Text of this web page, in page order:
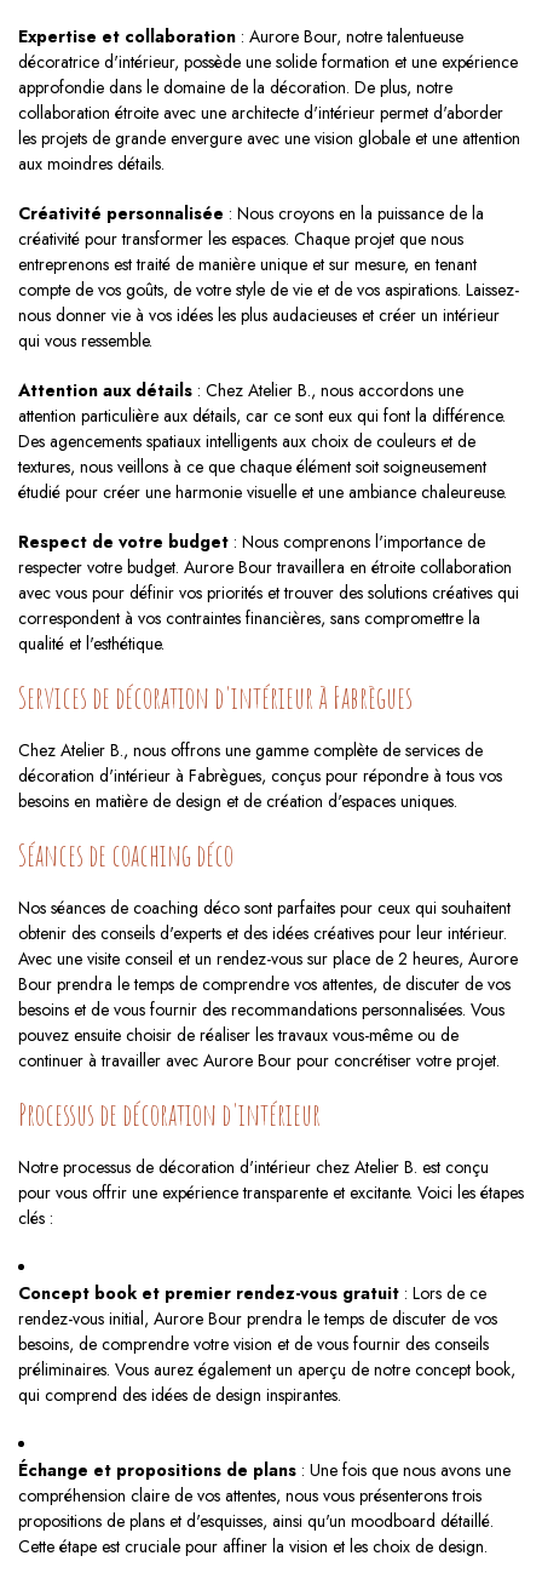
Expertise et collaboration : Aurore Bour, notre talentueuse
décoratrice d'intérieur, possède une solide formation et une expérience
approfondie dans le domaine de la décoration. De plus, notre
collaboration étroite avec une architecte d'intérieur permet d'aborder
les projets de grande envergure avec une vision globale et une attention
aux moindres détails.
Créativité personnalisée : Nous croyons en la puissance de la
créativité pour transformer les espaces. Chaque projet que nous
entreprenons est traité de manière unique et sur mesure, en tenant
compte de vos goûts, de votre style de vie et de vos aspirations. Laissez-
nous donner vie à vos idées les plus audacieuses et créer un intérieur
qui vous ressemble.
Attention aux détails : Chez Atelier B., nous accordons une
attention particulière aux détails, car ce sont eux qui font la différence.
Des agencements spatiaux intelligents aux choix de couleurs et de
textures, nous veillons à ce que chaque élément soit soigneusement
étudié pour créer une harmonie visuelle et une ambiance chaleureuse.
Respect de votre budget : Nous comprenons l'importance de
respecter votre budget. Aurore Bour travaillera en étroite collaboration
avec vous pour définir vos priorités et trouver des solutions créatives qui
correspondent à vos contraintes financières, sans compromettre la
qualité et l'esthétique.
Services de décoration d'intérieur à Fabrègues
Chez Atelier B., nous offrons une gamme complète de services de
décoration d'intérieur à Fabrègues, conçus pour répondre à tous vos
besoins en matière de design et de création d'espaces uniques.
Séances de coaching déco
Nos séances de coaching déco sont parfaites pour ceux qui souhaitent
obtenir des conseils d'experts et des idées créatives pour leur intérieur.
Avec une visite conseil et un rendez-vous sur place de 2 heures, Aurore
Bour prendra le temps de comprendre vos attentes, de discuter de vos
besoins et de vous fournir des recommandations personnalisées. Vous
pouvez ensuite choisir de réaliser les travaux vous-même ou de
continuer à travailler avec Aurore Bour pour concrétiser votre projet.
Processus de décoration d'intérieur
Notre processus de décoration d'intérieur chez Atelier B. est conçu
pour vous offrir une expérience transparente et excitante. Voici les étapes
clés :
Concept book et premier rendez-vous gratuit : Lors de ce
rendez-vous initial, Aurore Bour prendra le temps de discuter de vos
besoins, de comprendre votre vision et de vous fournir des conseils
préliminaires. Vous aurez également un aperçu de notre concept book,
qui comprend des idées de design inspirantes.
Échange et propositions de plans : Une fois que nous avons une
compréhension claire de vos attentes, nous vous présenterons trois
propositions de plans et d'esquisses, ainsi qu'un moodboard détaillé.
Cette étape est cruciale pour affiner la vision et les choix de design.